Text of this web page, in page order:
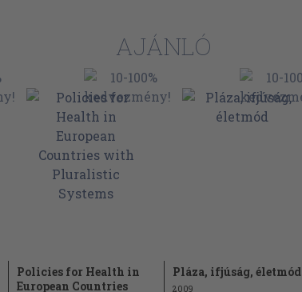
AJÁNLÓ
Policies for Health in
European Countries
Pláza, ifjúság, életmód
2009